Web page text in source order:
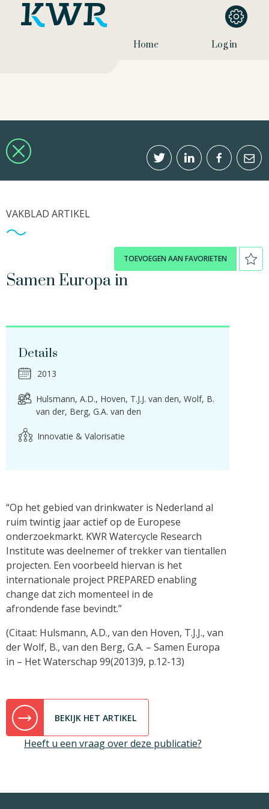
Home Log in
VAKBLAD ARTIKEL
TOEVOEGEN AAN FAVORIETEN
Samen Europa in
Details
2013
Hulsmann, A.D. Hoven, T.J.J. van den Wolf, B.
van der Berg, G.A. van den
Innovatie & Valorisatie
“Op het gebied van drinkwater is Nederland al
ruim twintig jaar actief op de Europese
onderzoekmarkt. KWR Watercycle Research
Institute was deelnemer of trekker van tientallen
projecten. Een voorbeeld hiervan is het
internationale project PREPARED enabling
change dat zich momenteel in de
afrondende fase bevindt.”
(Citaat: Hulsmann, A.D., van den Hoven, T.J.J., van
der Wolf, B., van den Berg, G.A. – Samen Europa
in – Het Waterschap 99(2013)9, p.12-13)
BEKIJK HET ARTIKEL
Heeft u een vraag over deze publicatie?